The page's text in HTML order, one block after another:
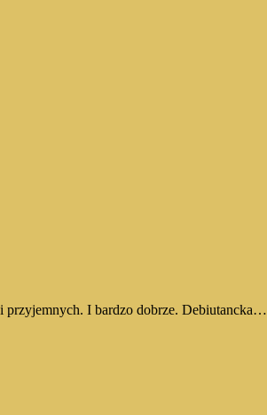
przyjemnych. I bardzo dobrze. Debiutancka…